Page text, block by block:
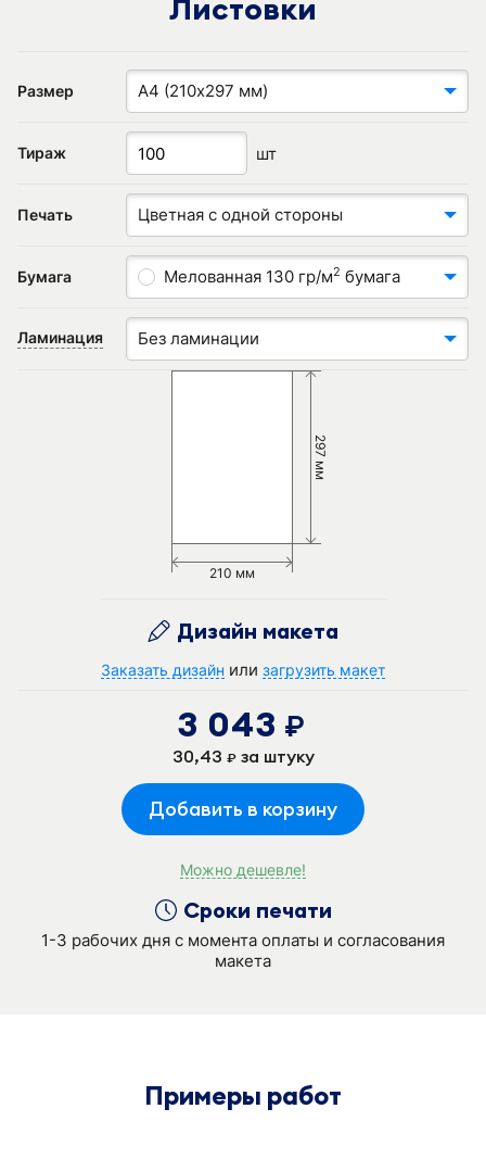
Листовки
Размер А4 (210х297 мм)
Тираж шт
Печать Цветная с одной стороны
Бумага Мелованная 130 гр/м2 бумага
Ламинация Без ламинации
297 мм
210 мм
Дизайн макета
Заказать дизайн или загрузить макет
3 043 руб.
30,43 руб.за штуку
Добавить в корзину
Можно дешевле!
Сроки печати
1-3 рабочих дня с момента оплаты и согласования
макета
Примеры работ